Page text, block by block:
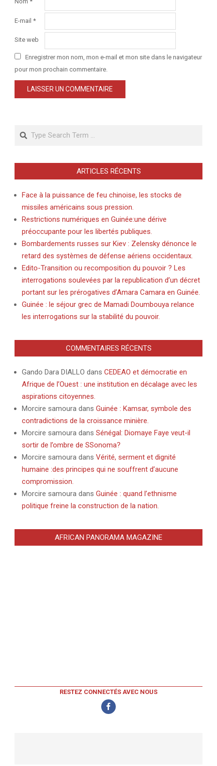
E-mail *
Site web
Enregistrer mon nom, mon e-mail et mon site dans le navigateur
pour mon prochain commentaire.
ARTICLES RÉCENTS
Face à la puissance de feu chinoise, les stocks de
missiles américains sous pression.
Restrictions numériques en Guinée:une dérive
préoccupante pour les libertés publiques.
Bombardements russes sur Kiev : Zelensky dénonce le
retard des systèmes de défense aériens occidentaux.
Edito-Transition ou recomposition du pouvoir ? Les
interrogations soulevées par la republication d’un décret
portant sur les prérogatives d’Amara Camara en Guinée.
Guinée : le séjour grec de Mamadi Doumbouya relance
les interrogations sur la stabilité du pouvoir.
COMMENTAIRES RÉCENTS
Gando Dara DIALLO dans CEDEAO et démocratie en
Afrique de l’Ouest : une institution en décalage avec les
aspirations citoyennes.
Morcire samoura dans Guinée : Kamsar, symbole des
contradictions de la croissance minière.
Morcire samoura dans Sénégal: Diomaye Faye veut-il
sortir de l’ombre de SSonoma?
Morcire samoura dans Vérité, serment et dignité
humaine :des principes qui ne souffrent d’aucune
compromission.
Morcire samoura dans Guinée : quand l’ethnisme
politique freine la construction de la nation.
AFRICAN PANORAMA MAGAZINE
RESTEZ CONNECTÉS AVEC NOUS